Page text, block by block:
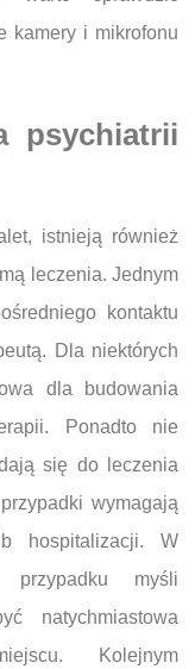
kamery i mikrofonu
psychiatrii
istnieją również
leczenia. Jednym
kontaktu
Dla niektórych
dla budowania
Ponadto nie
się do leczenia
wymagają
hospitalizacji. W
myśli
natychmiastowa
Kolejnym